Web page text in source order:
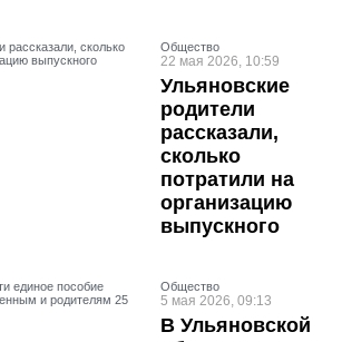
Общество
22 мая 2026, 10:59
Ульяновские
родители
рассказали,
сколько
потратили на
организацию
выпускного
Общество
5 мая 2026, 09:13
В Ульяновской